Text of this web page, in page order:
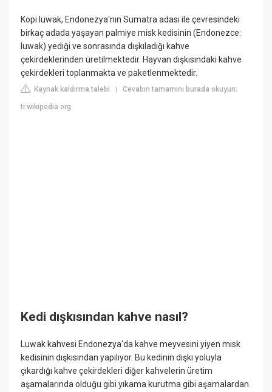
Kopi luwak, Endonezya'nın Sumatra adası ile çevresindeki
birkaç adada yaşayan palmiye misk kedisinin (Endonezce:
luwak) yediği ve sonrasında dışkıladığı kahve
çekirdeklerinden üretilmektedir. Hayvan dışkısındaki kahve
çekirdekleri toplanmakta ve paketlenmektedir.
Kaynak kaldırma talebi |Cevabın tamamını burada okuyun:
tr.wikipedia.org
Kedi dışkısından kahve nasıl?
Luwak kahvesi Endonezya'da kahve meyvesini yiyen misk
kedisinin dışkısından yapılıyor. Bu kedinin dışkı yoluyla
çıkardığı kahve çekirdekleri diğer kahvelerin üretim
aşamalarında olduğu gibi yıkama kurutma gibi aşamalardan